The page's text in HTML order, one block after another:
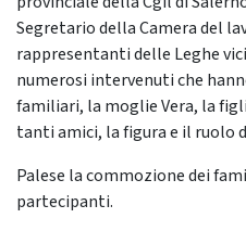
Segretario della Camera del
rappresentanti delle Leghe
numerosi intervenuti che
familiari, la moglie Vera, la
tanti amici, la figura e il ruolo
Palese la commozione dei
partecipanti.